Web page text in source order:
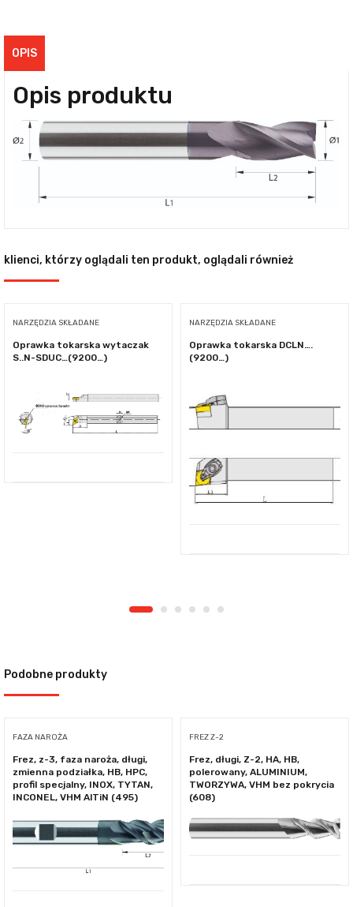
OPIS
Opis produktu
klienci, którzy oglądali ten produkt, oglądali również
NARZĘDZIA SKŁADANE
Oprawka tokarska wytaczak
S..N-SDUC…(9200…)
NARZĘDZIA SKŁADANE
Oprawka tokarska DCLN….
(9200…)
Podobne produkty
FAZA NAROŻA
Frez, z-3, faza naroża, długi,
zmienna podziałka, HB, HPC,
profil specjalny, INOX, TYTAN,
INCONEL, VHM AlTiN (495)
FREZ Z-2
Frez, długi, Z-2, HA, HB,
polerowany, ALUMINIUM,
TWORZYWA, VHM bez pokrycia
(608)